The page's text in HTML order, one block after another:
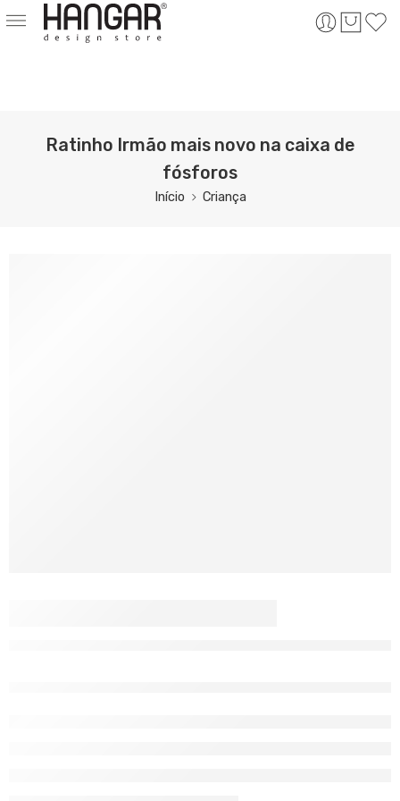
Ratinho Irmão mais novo na caixa de
fósforos
Início Criança